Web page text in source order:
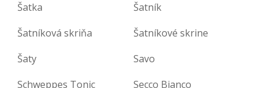
Šatka
Šatník
Šatníková skriňa
Šatníkové skrine
Šaty
Savo
Schweppes Tonic
Secco Bianco